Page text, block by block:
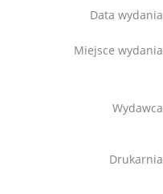
Data wydania
Miejsce wydania
Wydawca
Drukarnia